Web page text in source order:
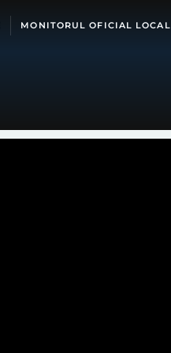
MONITORUL OFICIAL LOCAL